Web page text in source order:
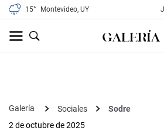
15° Montevideo, UY
Galería Sociales
Sodre
2 de octubre de 2025